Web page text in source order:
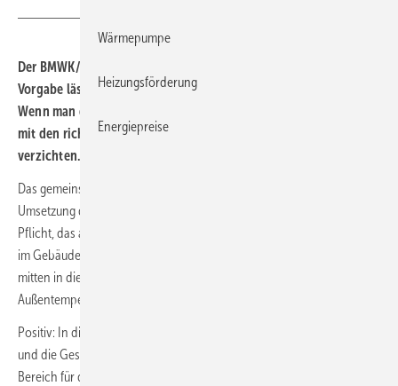
Der BMWK/BMWSB-Vorschlag zur Umsetzung der 65-Prozent-EE-
Vorgabe lässt keine zukunftstaugliche 65-%-Strategie erkennen.
Wenn man die eigentlichen Ziele etwas weiter denkt, kann man
mit den richtigen Anforderungen und Vorgaben auch darauf
verzichten. Ein Standpunkt von Kati Jagnow
Das gemeinsam vom BMWK und vom BMWSB vorgelegt Konzept zur
Umsetzung der 65-Prozent-EE-Vorgabe – also der Umsetzung einer
Pflicht, das ab 2024 alle neu installierten Heizungen in Neubauten und
im Gebäudebestand mit mindestens 65 % zu betreiben sind – kam
mitten in die Sommerpause „hineingeschneit“ – bei
Außentemperaturen in Deutschland zwischen 30 und 40 °C.
Positiv: In die eingeleitet öffentliche Konsultation sind alle Verbände
und die Gesellschaft einbezogen. Zuletzt gab es dies in diesem
Bereich für den 2016 veröffentlichten Klimaschutzplan 2050 mit den
Wärmepumpe
Heizungsförderung
Energiepreise